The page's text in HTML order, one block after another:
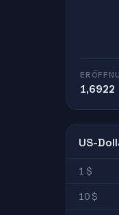
1,6922
US-
1 $
10 $